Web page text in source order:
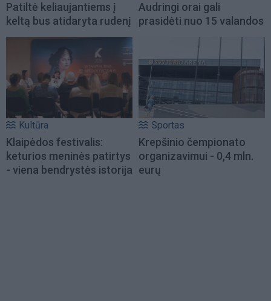
Patiltė keliaujantiems į
keltą bus atidaryta rudenį
Audringi orai gali
prasidėti nuo 15 valandos
Kultūra
Klaipėdos festivalis:
keturios meninės patirtys
- viena bendrystės istorija
Sportas
Krepšinio čempionato
organizavimui - 0,4 mln.
eurų